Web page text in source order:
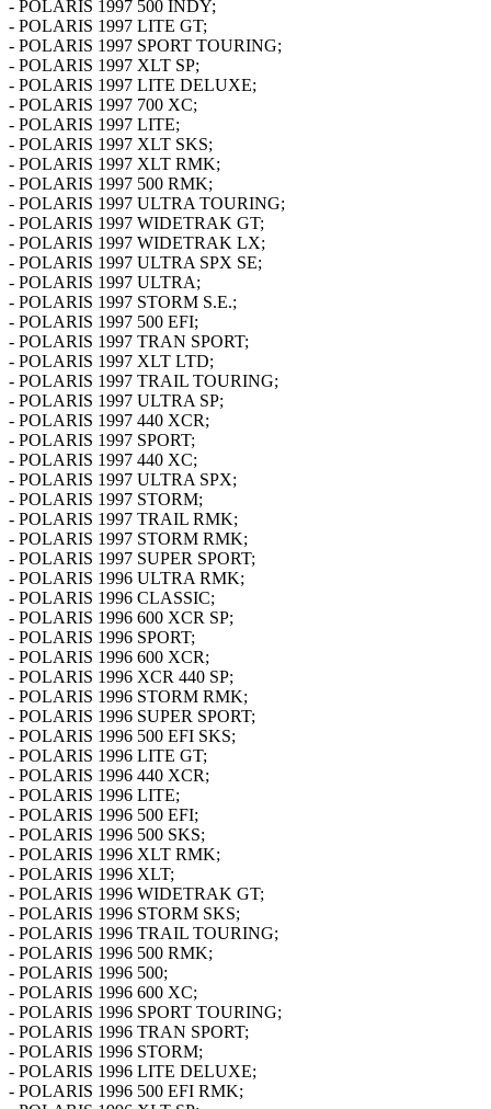
- POLARIS 1997 500 INDY;
- POLARIS 1997 LITE GT;
- POLARIS 1997 SPORT TOURING;
- POLARIS 1997 XLT SP;
- POLARIS 1997 LITE DELUXE;
- POLARIS 1997 700 XC;
- POLARIS 1997 LITE;
- POLARIS 1997 XLT SKS;
- POLARIS 1997 XLT RMK;
- POLARIS 1997 500 RMK;
- POLARIS 1997 ULTRA TOURING;
- POLARIS 1997 WIDETRAK GT;
- POLARIS 1997 WIDETRAK LX;
- POLARIS 1997 ULTRA SPX SE;
- POLARIS 1997 ULTRA;
- POLARIS 1997 STORM S.E.;
- POLARIS 1997 500 EFI;
- POLARIS 1997 TRAN SPORT;
- POLARIS 1997 XLT LTD;
- POLARIS 1997 TRAIL TOURING;
- POLARIS 1997 ULTRA SP;
- POLARIS 1997 440 XCR;
- POLARIS 1997 SPORT;
- POLARIS 1997 440 XC;
- POLARIS 1997 ULTRA SPX;
- POLARIS 1997 STORM;
- POLARIS 1997 TRAIL RMK;
- POLARIS 1997 STORM RMK;
- POLARIS 1997 SUPER SPORT;
- POLARIS 1996 ULTRA RMK;
- POLARIS 1996 CLASSIC;
- POLARIS 1996 600 XCR SP;
- POLARIS 1996 SPORT;
- POLARIS 1996 600 XCR;
- POLARIS 1996 XCR 440 SP;
- POLARIS 1996 STORM RMK;
- POLARIS 1996 SUPER SPORT;
- POLARIS 1996 500 EFI SKS;
- POLARIS 1996 LITE GT;
- POLARIS 1996 440 XCR;
- POLARIS 1996 LITE;
- POLARIS 1996 500 EFI;
- POLARIS 1996 500 SKS;
- POLARIS 1996 XLT RMK;
- POLARIS 1996 XLT;
- POLARIS 1996 WIDETRAK GT;
- POLARIS 1996 STORM SKS;
- POLARIS 1996 TRAIL TOURING;
- POLARIS 1996 500 RMK;
- POLARIS 1996 500;
- POLARIS 1996 600 XC;
- POLARIS 1996 SPORT TOURING;
- POLARIS 1996 TRAN SPORT;
- POLARIS 1996 STORM;
- POLARIS 1996 LITE DELUXE;
- POLARIS 1996 500 EFI RMK;